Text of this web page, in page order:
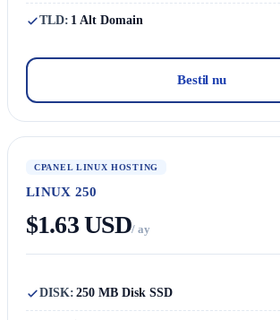
TLD: 1 Alt Domain
Bestil nu
CPANEL LINUX HOSTING
LINUX 250
$1.63 USD/ ay
DISK: 250 MB Disk SSD